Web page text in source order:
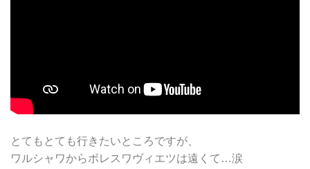
とてもとても行きたいところですが、
ワルシャワからボレスワヴィエツは遠くて…涙